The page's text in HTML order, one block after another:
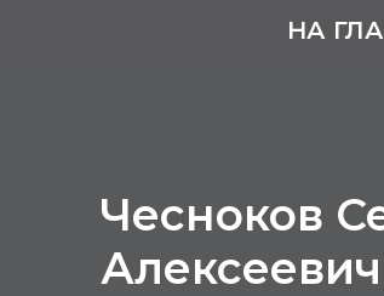
НА
Чесноков
Алексеевич